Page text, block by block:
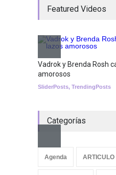
el
Featured Videos
Vadrok y Brenda Rosh
amorosos
SliderPosts, TrendingPosts
Categorías
Agenda ARTICULO